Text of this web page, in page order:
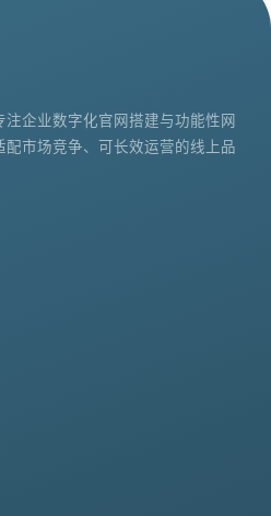
企业数字化官网搭建与功能性网
市场竞争、可长效运营的线上品